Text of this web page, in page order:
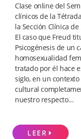
Clase online del
clínicos de la
la Sección Clínica
El caso que Freud
Psicogénesis de un
homosexualidad
tratado por él hace
siglo, en un
cultural
nuestro respecto...
LEER